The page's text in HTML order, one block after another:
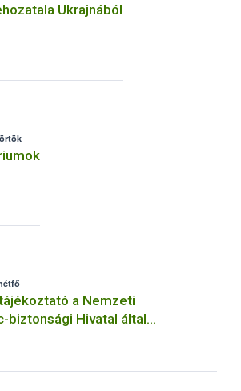
Ukrajnából
a Nemzeti
biztonsági Hivatal által
felügyeleti
(FELIR) kapcsolódó